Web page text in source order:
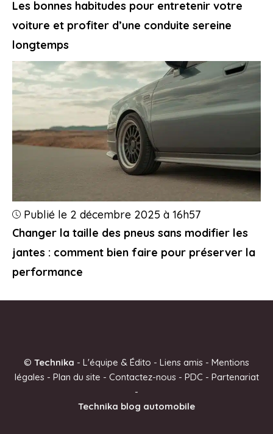
Les bonnes habitudes pour entretenir votre
voiture et profiter d’une conduite sereine
longtemps
Changer la taille des pneus sans modifier les
jantes : comment bien faire pour préserver la
performance
Publié le 2 décembre 2025 à 16h57
© Technika - L'équipe & Édito - Liens amis - Mentions
légales- Plan du site - Contactez-nous- PDC - Partenariat
-
Technika blog automobile